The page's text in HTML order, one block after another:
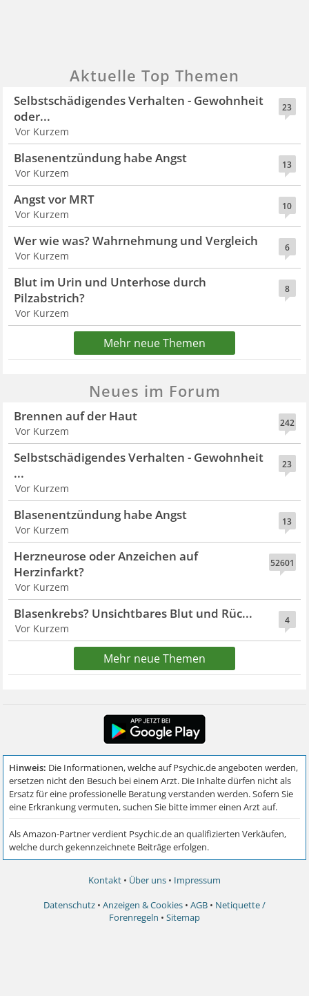
Aktuelle Top Themen
23
Selbstschädigendes Verhalten - Gewohnheit
oder...
Vor Kurzem
13
Blasenentzündung habe Angst
Vor Kurzem
10
Angst vor MRT
Vor Kurzem
6
Wer wie was? Wahrnehmung und Vergleich
Vor Kurzem
8
Blut im Urin und Unterhose durch
Pilzabstrich?
Vor Kurzem
Mehr neue Themen
Neues im Forum
242
Brennen auf der Haut
Vor Kurzem
23
Selbstschädigendes Verhalten - Gewohnheit
...
Vor Kurzem
13
Blasenentzündung habe Angst
Vor Kurzem
52601
Herzneurose oder Anzeichen auf
Herzinfarkt?
Vor Kurzem
4
Blasenkrebs? Unsichtbares Blut und Rüc...
Vor Kurzem
Mehr neue Themen
Kontakt • Über uns • Impressum
Datenschutz • Anzeigen & Cookies • AGB • Netiquette /
Forenregeln • Sitemap